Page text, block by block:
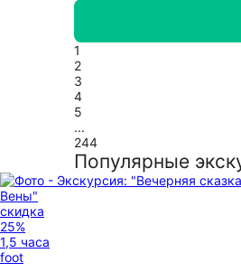
1
2
3
4
5
...
244
Популярные
скидка
25%
1,5 часа
foot